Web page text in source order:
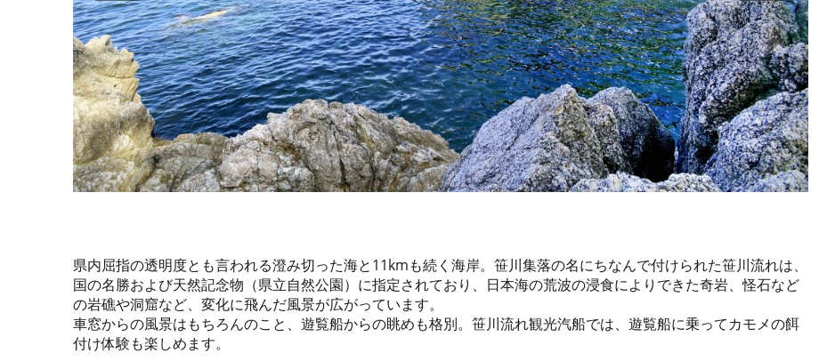
県内屈指の透明度とも言われる澄み切った海と11kmも続く海岸。笹川集落の名にちなんで付けられた笹川流れは、
国の名勝および天然記念物（県立自然公園）に指定されており、日本海の荒波の浸食によりできた奇岩、怪石など
の岩礁や洞窟など、変化に飛んだ風景が広がっています。
車窓からの風景はもちろんのこと、遊覧船からの眺めも格別。笹川流れ観光汽船では、遊覧船に乗ってカモメの餌
付け体験も楽しめます。